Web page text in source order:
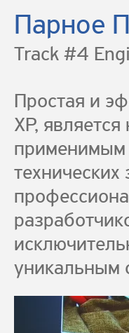
Парное
Track #4
Простая и
XP,
применимым
уникальным